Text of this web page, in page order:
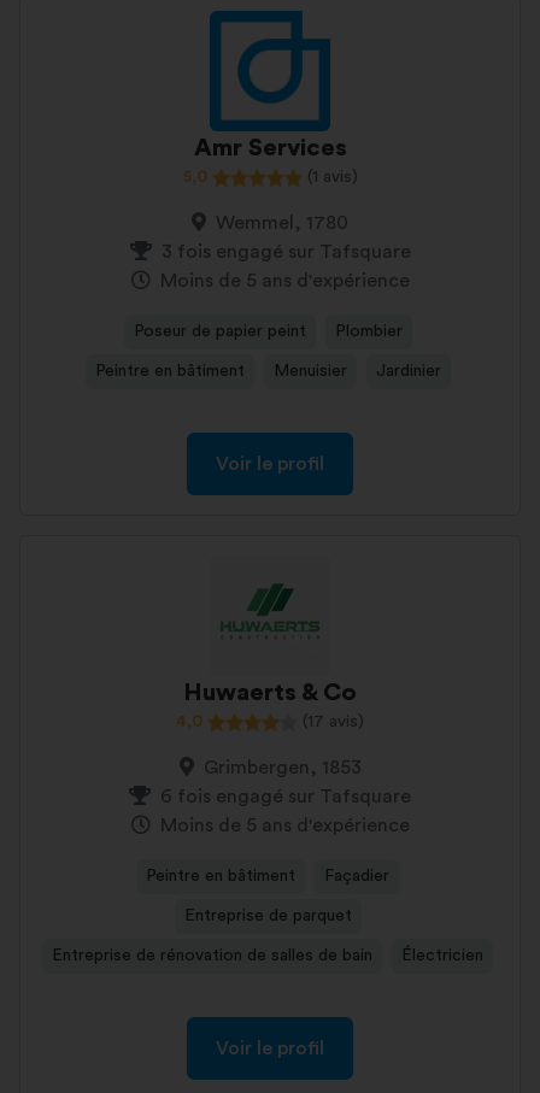
Amr Services
5,0 (1 avis)
Wemmel, 1780
3 fois engagé sur Tafsquare
Moins de 5 ans d'expérience
Poseur de papier peint Plombier
Peintre en bâtiment Menuisier Jardinier
Voir le profil
Huwaerts & Co
4,0 (17 avis)
Grimbergen, 1853
6 fois engagé sur Tafsquare
Moins de 5 ans d'expérience
Peintre en bâtiment Façadier
Entreprise de parquet
Entreprise de rénovation de salles de bain Électricien
Voir le profil